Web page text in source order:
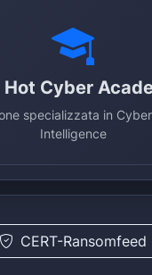
Hot Cyber
specializzata in
Intelligence
CERT-Ransomfeed